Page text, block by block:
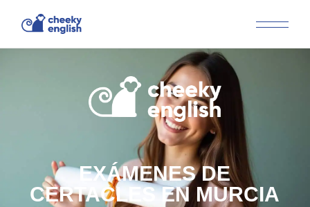
EXÁMENES DE
CERTACLES EN MURCIA